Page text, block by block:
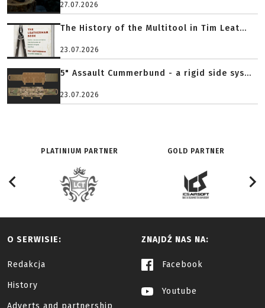
27.07.2026
The History of the Multitool in Tim Leat...
23.07.2026
5" Assault Cummerbund - a rigid side sys...
23.07.2026
PLATINIUM PARTNER GOLD PARTNER
O SERWISIE:
Redakcja
History
Adverts and partnership
ZNAJDŹ NAS NA:
Facebook
Youtube